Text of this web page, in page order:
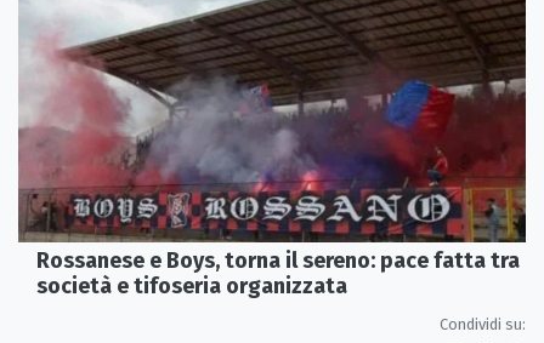
Rossanese e Boys, torna il sereno: pace fatta tra
società e tifoseria organizzata
Condividi su: